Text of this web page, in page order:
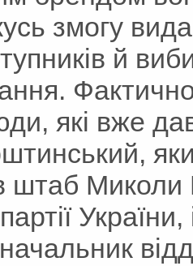
змогу
й
які вже
штаб Миколи